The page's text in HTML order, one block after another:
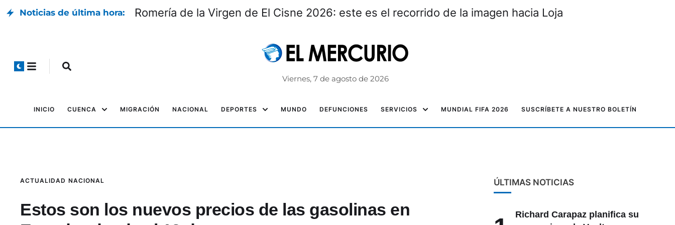
Noticias de última hora: Romería de la Virgen de El Cisne 2026: este es el recorrido de la imagen hacia Loja
Viernes, 7 de agosto de 2026
INICIO CUENCA MIGRACIÓN NACIONAL DEPORTES MUNDO DEFUNCIONES SERVICIOS MUNDIAL FIFA 2026 SUSCRÍBETE A NUESTRO BOLETÍN
ACTUALIDAD NACIONAL
Estos son los nuevos precios de las gasolinas en
ÚLTIMAS NOTICIAS
Richard Carapaz planifica su